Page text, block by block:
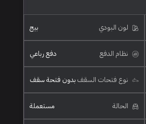
لون البودي بيج
نظام الدفع دفع رباعي
نوع فتحات السقفبدون فتحة سقف
الحالة مستعملة